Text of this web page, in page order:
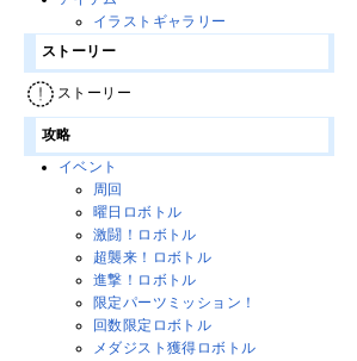
イラストギャラリー
ストーリー
ストーリー
攻略
イベント
周回
曜日ロボトル
激闘！ロボトル
超襲来！ロボトル
進撃！ロボトル
限定パーツミッション！
回数限定ロボトル
メダジスト獲得ロボトル